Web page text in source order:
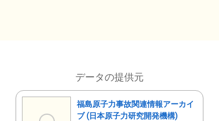
データの提供元
福島原子力事故関連情報アーカイ
ブ (日本原子力研究開発機構)